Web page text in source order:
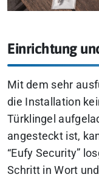
Einrichtung
Mit dem sehr
die Installation
Türklingel
angesteckt ist,
“Eufy Security”
Schritt in Wort